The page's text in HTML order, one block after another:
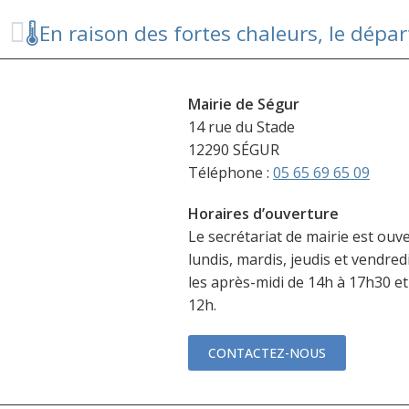
Mairie de Ségur
14 rue du Stade
12290 SÉGUR
Téléphone : 05 65 69 65 09
Horaires d’ouverture
Le secrétariat de mairie est
lundis, mardis, jeudis et
les après-midi de 14h à 17h30
12h.
CONTACTEZ-NOUS